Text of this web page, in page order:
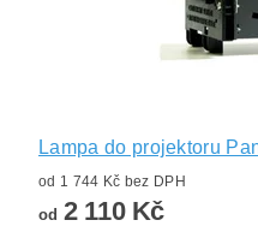
Lampa do projektoru
od 1 744 Kč bez DPH
od 2 110 Kč